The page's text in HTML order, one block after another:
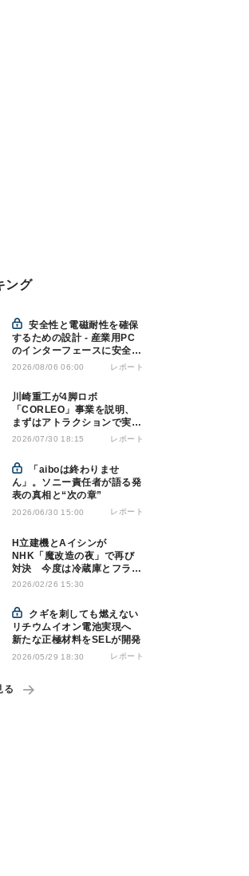
ング
安全性と電磁耐性を確保
するための設計 - 産業用PC
のインターフェースに安全絶
縁を適用する
2026/08/06 06:00 レポート
川崎重工が4脚ロボ
「CORLEO」事業を説明、
まずはアトラクションで実用
化へ
2026/07/30 18:15 レポート
ん」。ソニー責任者が語る発
表の真相と“次の章”
2026/06/30 15:00 レポート
H立建機とAイシンが
NHK「魔改造の夜」で再び
対決 今度は冷蔵庫とフライ
パンでサッカーPK!?
2026/02/26 15:30
リチウムイオン電池実現へ
新たな正極材料をSELが開発
2026/05/29 18:30 レポート
る